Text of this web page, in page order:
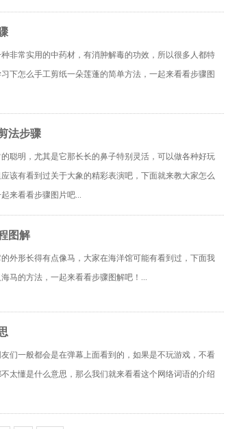
非常实用的中药材，有消肿解毒的功效，所以很多人都特
下怎么手工剪纸一朵莲蓬的简单方法，一起来看看步骤图
法步骤
聪明，尤其是它那长长的鼻子特别灵活，可以做各种好玩
该有看到过关于大象的精彩表演吧，下面就来教大家怎么
来看看步骤图片吧...
图解
外形长得有点像马，大家在海洋馆可能有看到过，下面我
马的方法，一起来看看步骤图解吧！...
们一般都会是在弹幕上面看到的，如果是不玩游戏，不看
太懂是什么意思，那么我们就来看看这个网络词语的介绍